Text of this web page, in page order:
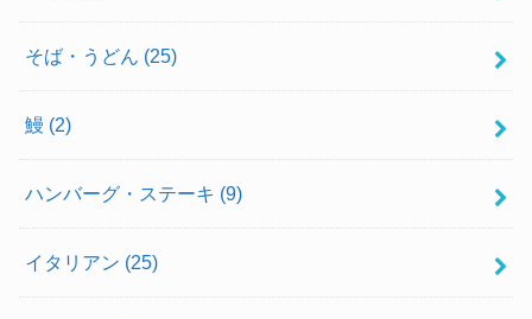
そば・うどん (25)
鰻 (2)
ハンバーグ・ステーキ (9)
イタリアン (25)